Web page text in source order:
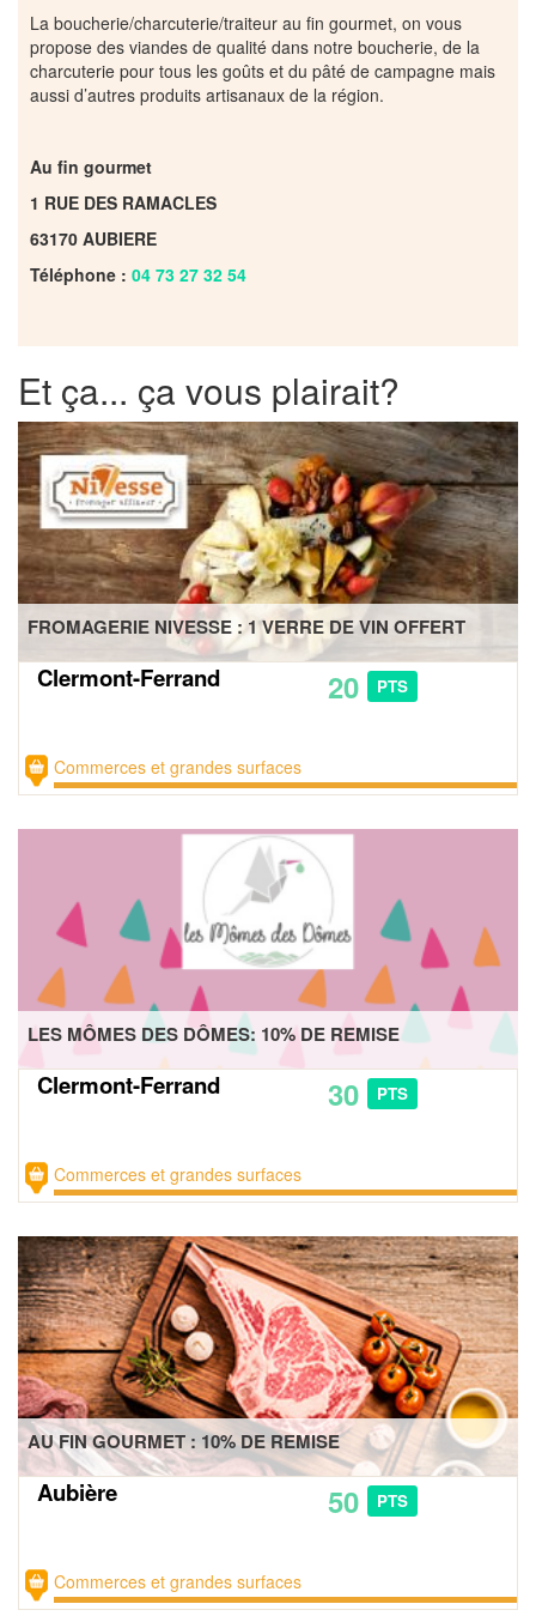
La boucherie/charcuterie/traiteur au fin gourmet, on vous
propose des viandes de qualité dans notre boucherie, de la
charcuterie pour tous les goûts et du pâté de campagne mais
aussi d’autres produits artisanaux de la région.
Au fin gourmet
1 RUE DES RAMACLES
63170 AUBIERE
Téléphone : 04 73 27 32 54
Et ça... ça vous plairait?
FROMAGERIE NIVESSE : 1 VERRE DE VIN OFFERT
Clermont-Ferrand 20 PTS
Commerces et grandes surfaces
LES MÔMES DES DÔMES: 10% DE REMISE
Clermont-Ferrand 30 PTS
Commerces et grandes surfaces
AU FIN GOURMET : 10% DE REMISE
Aubière 50 PTS
Commerces et grandes surfaces